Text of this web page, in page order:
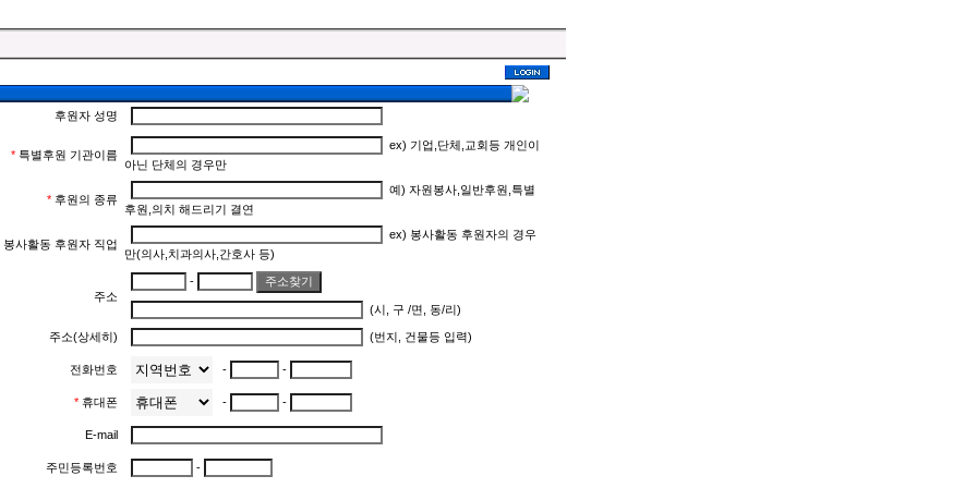
후원자 성명
* 특별후원 기관이름
ex) 기업,단체,교회등 개인이
아닌 단체의 경우만
* 후원의 종류
예) 자원봉사,일반후원,특별
후원,의치 해드리기 결연
봉사활동 후원자 직업
ex) 봉사활동 후원자의 경우
만(의사,치과의사,간호사 등)
주소
-
(시, 구 /면, 동/리)
주소(상세히) (번지, 건물등 입력)
전화번호 - -
* 휴대폰 - -
E-mail
주민등록번호 -